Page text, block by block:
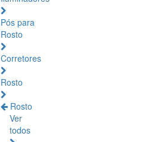
Pós para
Rosto
Corretores
Rosto
Rosto
Ver
todos